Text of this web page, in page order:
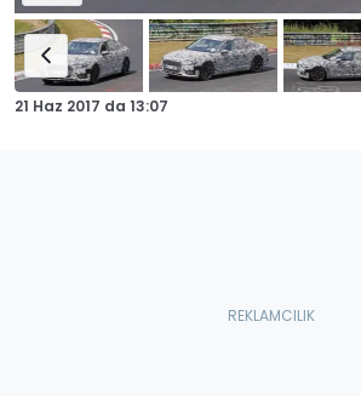
21 Haz 2017 da 13:07